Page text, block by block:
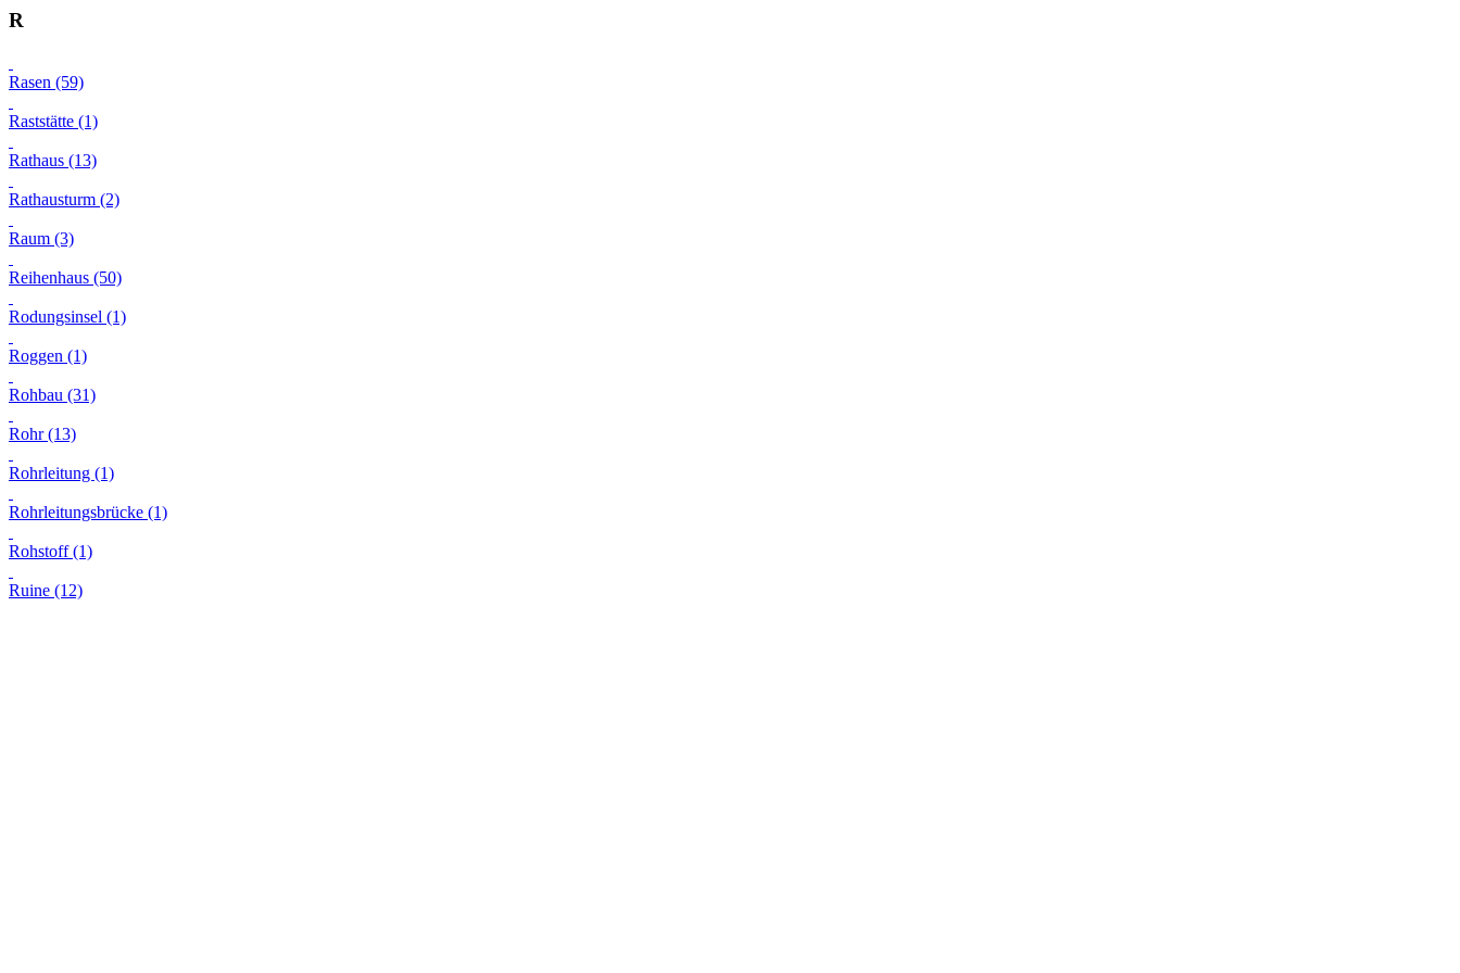
R
Rasen (59)
Raststätte (1)
Rathaus (13)
Rathausturm (2)
Raum (3)
Reihenhaus (50)
Rodungsinsel (1)
Roggen (1)
Rohbau (31)
Rohr (13)
Rohrleitung (1)
Rohrleitungsbrücke (1)
Rohstoff (1)
Ruine (12)